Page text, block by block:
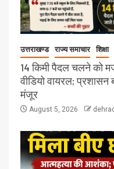
उत्तराखण्ड राज्य समाचार शिक्षा
14 किमी पैदल चलने को
वीडियो वायरल;
मंजूर
August 5, 2026